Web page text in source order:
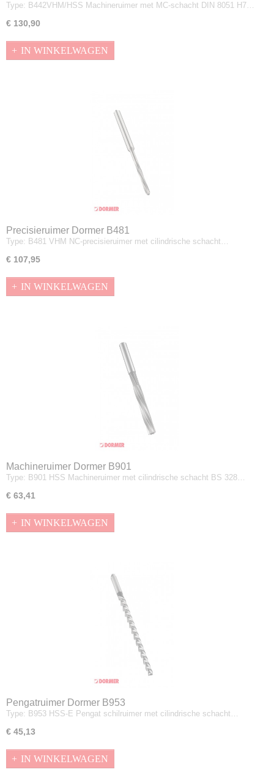
Type: B442VHM/HSS Machineruimer met MC-schacht DIN 8051 H7…
€ 130,90
IN WINKELWAGEN
Precisieruimer Dormer B481
Type: B481 VHM NC-precisieruimer met cilindrische schacht…
€ 107,95
IN WINKELWAGEN
Machineruimer Dormer B901
Type: B901 HSS Machineruimer met cilindrische schacht BS 328…
€ 63,41
IN WINKELWAGEN
Pengatruimer Dormer B953
Type: B953 HSS-E Pengat schilruimer met cilindrische schacht…
€ 45,13
IN WINKELWAGEN